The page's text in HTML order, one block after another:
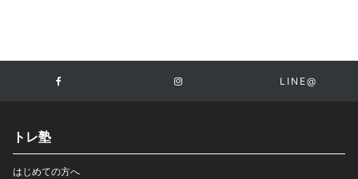
LINE@
トレ塾
はじめての方へ